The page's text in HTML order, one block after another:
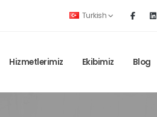
Turkish
Hizmetlerimiz Ekibimiz Blog